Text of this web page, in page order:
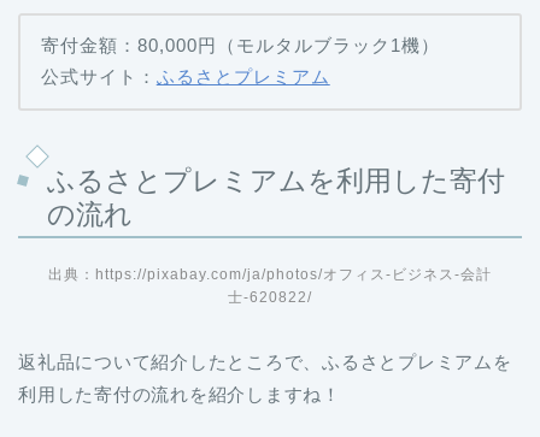
公式サイト：ふるさとプレミアム
ふるさとプレミアムを利用した寄付
の流れ
出典：https://pixabay.com/ja/photos/オフィス-ビジネス-会計
士-620822/
返礼品について紹介したところで、ふるさとプレミアムを
少し難しそうにも思える「ふるさと納税」ですが、以下の